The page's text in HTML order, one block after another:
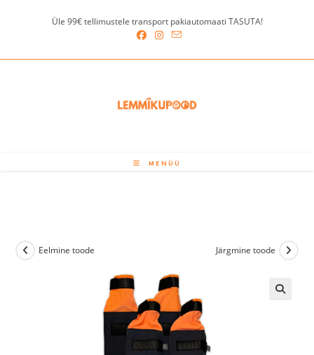
Üle 99€ tellimustele transport pakiautomaati TASUTA!
MENÜÜ
Eelmine toode Järgmine toode